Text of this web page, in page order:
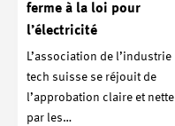
ferme à la loi pour
l’électricité
L’association de l’industrie
tech suisse se réjouit de
l’approbation claire et nette
par les…